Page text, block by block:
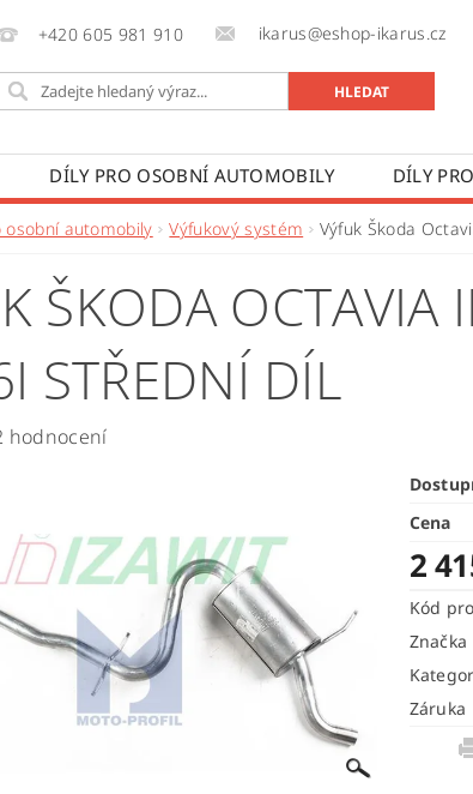
+420 605 981 910 ikarus@eshop-ikarus.cz
DÍLY PRO OSOBNÍ AUTOMOBILY
DÍLY
DÍLY PRO ZEMĚDĚLSKÉ STROJE
osobní automobily Výfukový systém Výfuk Škoda
ŠKODA OCTAVIA
STŘEDNÍ DÍL
hodnocení
Cena
2
Kód
Značka
Záruka